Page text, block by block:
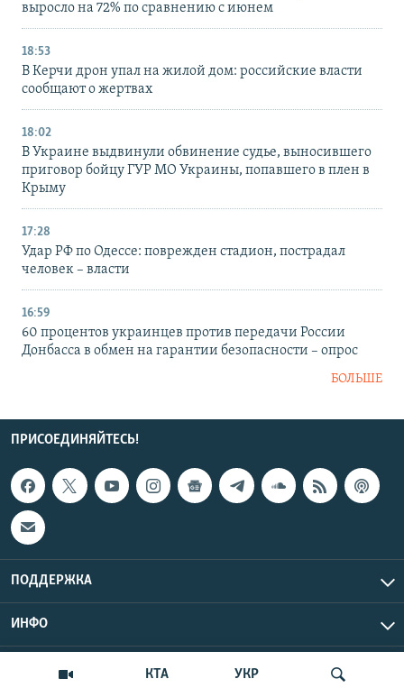
КТА УКР
выросло на 72% по сравнению с июнем
18:53
В Керчи дрон упал на жилой дом: российские власти
сообщают о жертвах
18:02
В Украине выдвинули обвинение судье, выносившего
приговор бойцу ГУР МО Украины, попавшего в плен в
Крыму
17:28
Удар РФ по Одессе: поврежден стадион, пострадал
человек – власти
16:59
60 процентов украинцев против передачи России
Донбасса в обмен на гарантии безопасности – опрос
БОЛЬШЕ
ПРИСОЕДИНЯЙТЕСЬ!
ПОДДЕРЖКА
ИНФО
Copyright Крым.Реалии, 2026 | Все права защищены.
UTC+3